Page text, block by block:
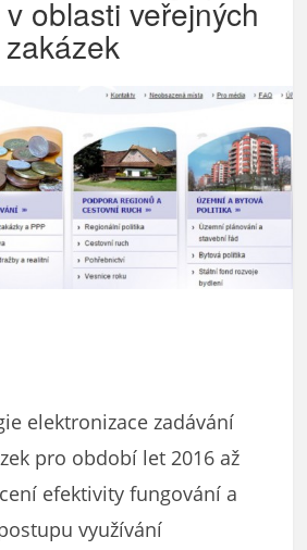
oblasti veřejných
zakázek
elektronizace zadávání
pro období let 2016 až
efektivity fungování a
využívání